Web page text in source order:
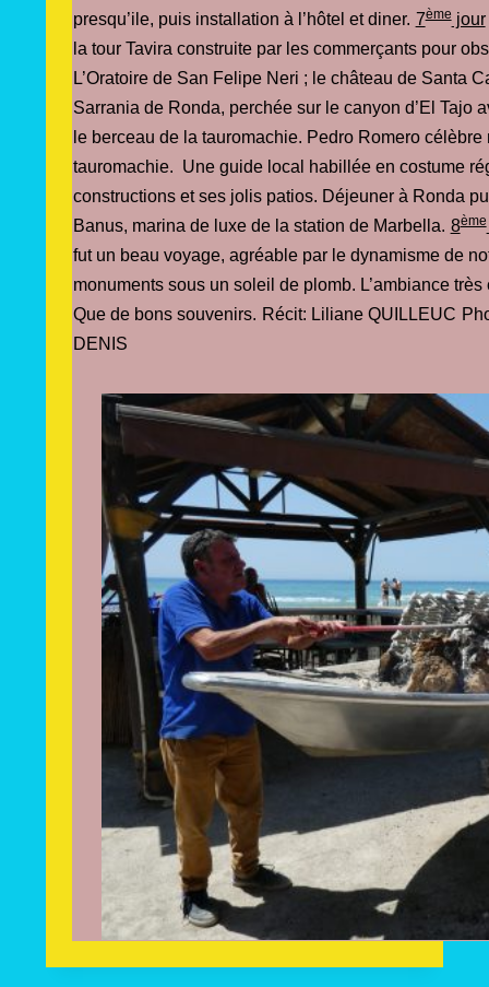
presqu’ile, puis installation à l’hôtel et diner. 7èmejour
la tour Tavira construite par les commerçants pour
L’Oratoire de San Felipe Neri ; le château de Santa
Sarrania de Ronda, perchée sur le canyon d’El Tajo
le berceau de la tauromachie. Pedro Romero
tauromachie. Une guide local habillée en costume
constructions et ses jolis patios. Déjeuner à Ronda
Banus, marina de luxe de la station de Marbella. 8ème
fut un beau voyage, agréable par le dynamisme de
monuments sous un soleil de plomb. L’ambiance
Que de bons souvenirs. Récit: Liliane QUILLEUC
DENIS